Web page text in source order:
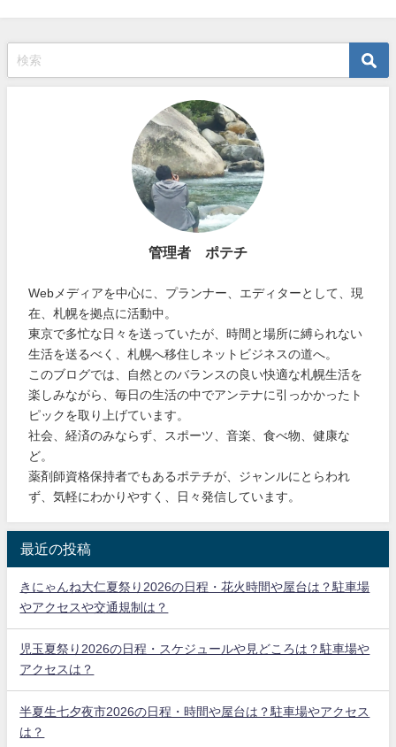
管理者 ポテチ
Webメディアを中心に、プランナー、エディターとして、現
在、札幌を拠点に活動中。
東京で多忙な日々を送っていたが、時間と場所に縛られない
生活を送るべく、札幌へ移住しネットビジネスの道へ。
このブログでは、自然とのバランスの良い快適な札幌生活を
楽しみながら、毎日の生活の中でアンテナに引っかかったト
ピックを取り上げています。
社会、経済のみならず、スポーツ、音楽、食べ物、健康な
ど。
薬剤師資格保持者でもあるポテチが、ジャンルにとらわれ
ず、気軽にわかりやすく、日々発信しています。
最近の投稿
きにゃんね大仁夏祭り2026の日程・花火時間や屋台は？駐車場
やアクセスや交通規制は？
児玉夏祭り2026の日程・スケジュールや見どころは？駐車場や
アクセスは？
半夏生七夕夜市2026の日程・時間や屋台は？駐車場やアクセス
は？